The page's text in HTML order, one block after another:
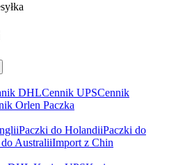
DHLCennik UPSCennik
Orlen Paczka
Paczki do HolandiiPaczki do
AustraliiImport z Chin